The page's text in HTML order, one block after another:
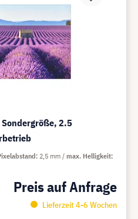
Sondergröße, 2.5
Preis auf Anfrage
Lieferzeit 4-6 Wochen
2,5 mm
max. Helligkeit